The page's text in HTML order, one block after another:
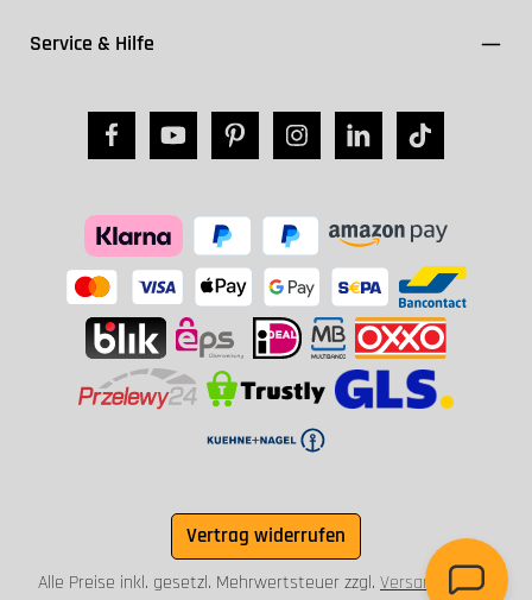
Service & Hilfe
Vertrag widerrufen
Alle Preise inkl. gesetzl. Mehrwertsteuer zzgl. Versandkosten